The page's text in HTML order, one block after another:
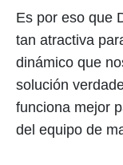
Es por eso que
tan atractiva
dinámico que
solución
funciona mejor
del equipo de